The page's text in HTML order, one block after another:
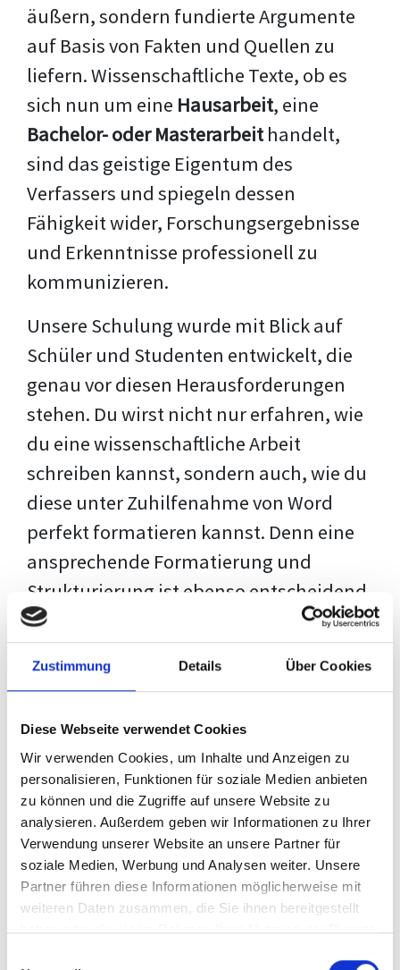
Zustimmung Details Über Cookies
Diese Webseite verwendet Cookies
Wir verwenden Cookies, um Inhalte und Anzeigen zu
personalisieren, Funktionen für soziale Medien anbieten
zu können und die Zugriffe auf unsere Website zu
analysieren. Außerdem geben wir Informationen zu Ihrer
Verwendung unserer Website an unsere Partner für
soziale Medien, Werbung und Analysen weiter. Unsere
Partner führen diese Informationen möglicherweise mit
weiteren Daten zusammen, die Sie ihnen bereitgestellt
haben oder die sie im Rahmen Ihrer Nutzung der Dienste
äußern, sondern fundierte Argumente
auf Basis von Fakten und Quellen zu
liefern. Wissenschaftliche Texte, ob es
sich nun um eine Hausarbeit, eine
Bachelor- oder Masterarbeithandelt,
sind das geistige Eigentum des
Verfassers und spiegeln dessen
Fähigkeit wider, Forschungsergebnisse
und Erkenntnisse professionell zu
kommunizieren.
Unsere Schulung wurde mit Blick auf
Schüler und Studenten entwickelt, die
genau vor diesen Herausforderungen
stehen. Du wirst nicht nur erfahren, wie
du eine wissenschaftliche Arbeit
schreiben kannst, sondern auch, wie du
diese unter Zuhilfenahme von Word
perfekt formatieren kannst. Denn eine
ansprechende Formatierung und
Strukturierung ist ebenso entscheidend
wie der Inhalt selbst. Jeder Prüfer hat
eigene Erwartungen, und unsere
Schulung ist so konzipiert, dass sie dir
deiner individuellen Vorlage zeigt,
anstatt eine Einheitslösung zu bieten.
Der Prozess des wissenschaftlichen
Schreibens kann ohne das richtige
Wissen eine große Herausforderung
darstellen. Jedoch, ausgestattet mit
denTechniken und Strategiendieses
Kurses, wird die Formatierung deiner